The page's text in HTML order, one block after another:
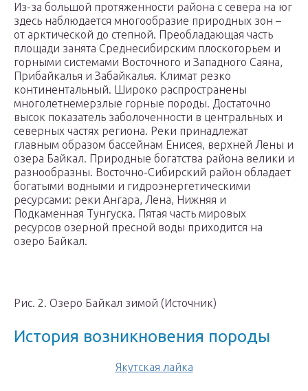
Из-за большой протяженности района с севера на юг
здесь наблюдается многообразие природных зон –
от арктической до степной. Преобладающая часть
площади занята Среднесибирским плоскогорьем и
горными системами Восточного и Западного Саяна,
Прибайкалья и Забайкалья. Климат резко
континентальный. Широко распространены
многолетнемерзлые горные породы. Достаточно
высок показатель заболоченности в центральных и
северных частях региона. Реки принадлежат
главным образом бассейнам Енисея, верхней Лены и
озера Байкал. Природные богатства района велики и
разнообразны. Восточно-Сибирский район обладает
богатыми водными и гидроэнергетическими
ресурсами: реки Ангара, Лена, Нижняя и
Подкаменная Тунгуска. Пятая часть мировых
ресурсов озерной пресной воды приходится на
озеро Байкал.
Рис. 2. Озеро Байкал зимой (Источник)
История возникновения породы
Якутская лайка